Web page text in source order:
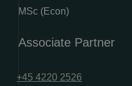
MSc (Econ)
Associate Partner
+45 4220 2526